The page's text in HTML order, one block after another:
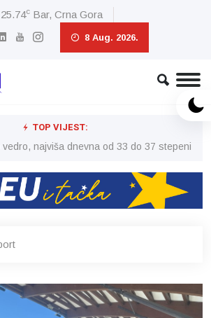
25.74c Bar, Crna Gora
8 Aug. 2026.
TOP VIJEST:
najviša dnevna od 33 do 37 stepeni